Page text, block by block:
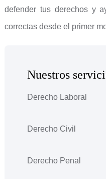
defender tus derechos y
correctas desde el primer
Nuestros
Derecho Laboral
Derecho Civil
Derecho Penal